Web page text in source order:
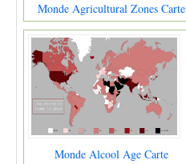
Monde Agricultural Zones Carte
Monde Alcool Age Carte